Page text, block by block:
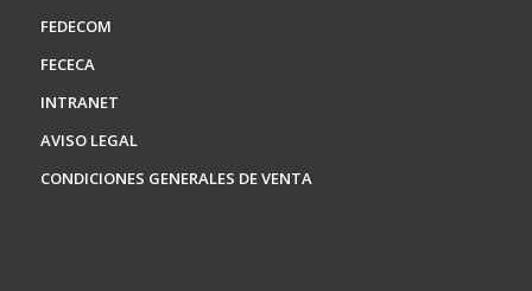
FEDECOM
FECECA
INTRANET
AVISO LEGAL
CONDICIONES GENERALES DE VENTA